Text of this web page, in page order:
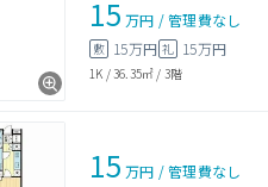
15 万円 /管理費なし
敷 15万円 礼 15万円
1K /36.35㎡ / 3階
15 万円 /管理費なし